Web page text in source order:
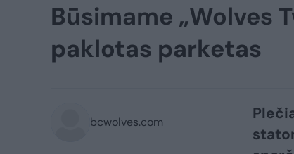
Būsimame „Wolves
paklotas parketas
bcwolves.com